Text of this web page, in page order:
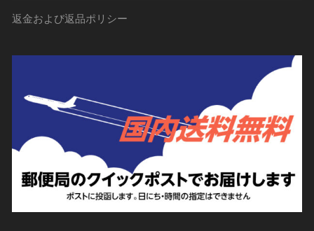
返金および返品ポリシー